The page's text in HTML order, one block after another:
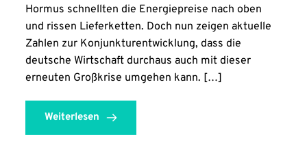
Hormus schnellten die Energiepreise nach oben
und rissen Lieferketten. Doch nun zeigen aktuelle
Zahlen zur Konjunkturentwicklung, dass die
deutsche Wirtschaft durchaus auch mit dieser
erneuten Großkrise umgehen kann. […]
Weiterlesen